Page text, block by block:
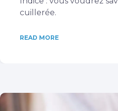
cuillerée.
READ MORE